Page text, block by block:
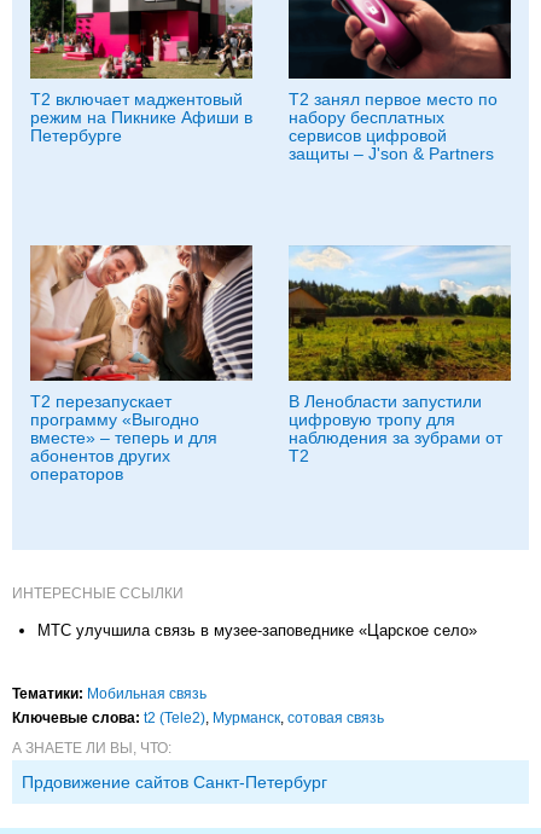
Т2 включает маджентовый
режим на Пикнике Афиши в
Петербурге
Т2 занял первое место по
набору бесплатных
сервисов цифровой
защиты – J'son & Partners
Т2 перезапускает
программу «Выгодно
вместе» – теперь и для
абонентов других
операторов
В Ленобласти запустили
цифровую тропу для
наблюдения за зубрами от
Т2
ИНТЕРЕСНЫЕ ССЫЛКИ
МТС улучшила связь в музее-заповеднике «Царское село»
Тематики: Мобильная связь
Ключевые слова: t2 (Tele2), Мурманск, сотовая связь
А ЗНАЕТЕ ЛИ ВЫ, ЧТО:
Прдовижение сайтов Санкт-Петербург